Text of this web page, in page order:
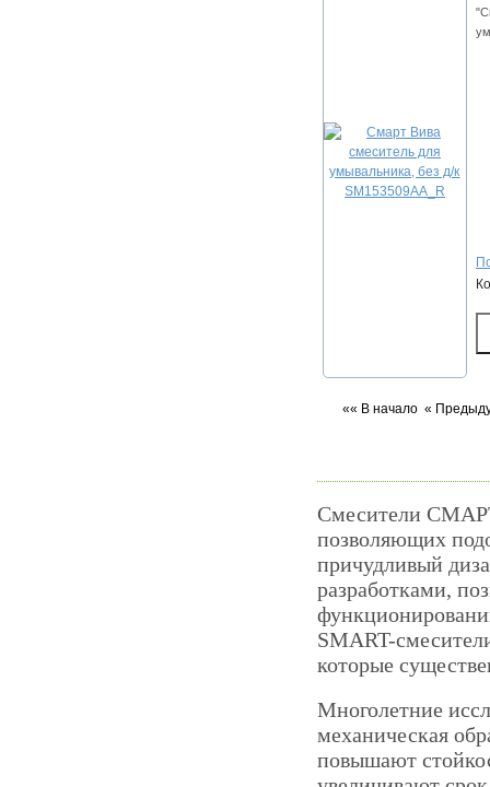
«« В начало «
Смесители
позволяющих
причудливый
разработками,
SMART-
которые
Многолетние
механическая
повышают